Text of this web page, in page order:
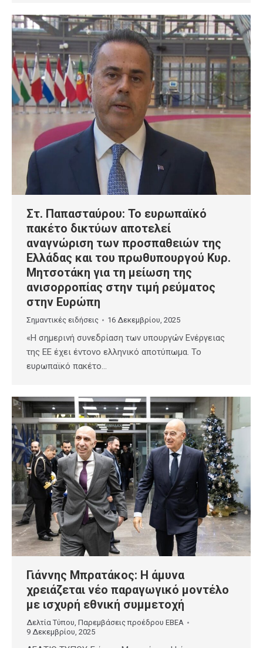
Στ. Παπασταύρου: Το ευρωπαϊκό
πακέτο δικτύων αποτελεί
αναγνώριση των προσπαθειών της
Ελλάδας και του πρωθυπουργού Κυρ.
Μητσοτάκη για τη μείωση της
ανισορροπίας στην τιμή ρεύματος
στην Ευρώπη
Σημαντικές ειδήσεις 16 Δεκεμβρίου, 2025
«Η σημερινή συνεδρίαση των υπουργών Ενέργειας
της ΕΕ έχει έντονο ελληνικό αποτύπωμα. Το
ευρωπαϊκό πακέτο…
Γιάννης Μπρατάκος: Η άμυνα
χρειάζεται νέο παραγωγικό μοντέλο
με ισχυρή εθνική συμμετοχή
Δελτία Τύπου, Παρεμβάσεις προέδρου ΕΒΕΑ
9 Δεκεμβρίου, 2025